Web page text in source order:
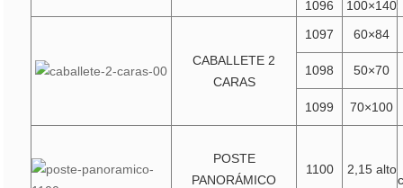
1096
100×140
CABALLETE 2
CARAS
1097 60×84
1098 50×70
1099 70×100
POSTE
PANORÁMICO
1100 2,15 alto